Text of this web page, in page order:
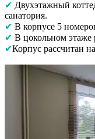
✔ Двухэтажный
санатория.
✔ В корпусе 5
✔ В цокольном этаже
✔Корпус рассчитан